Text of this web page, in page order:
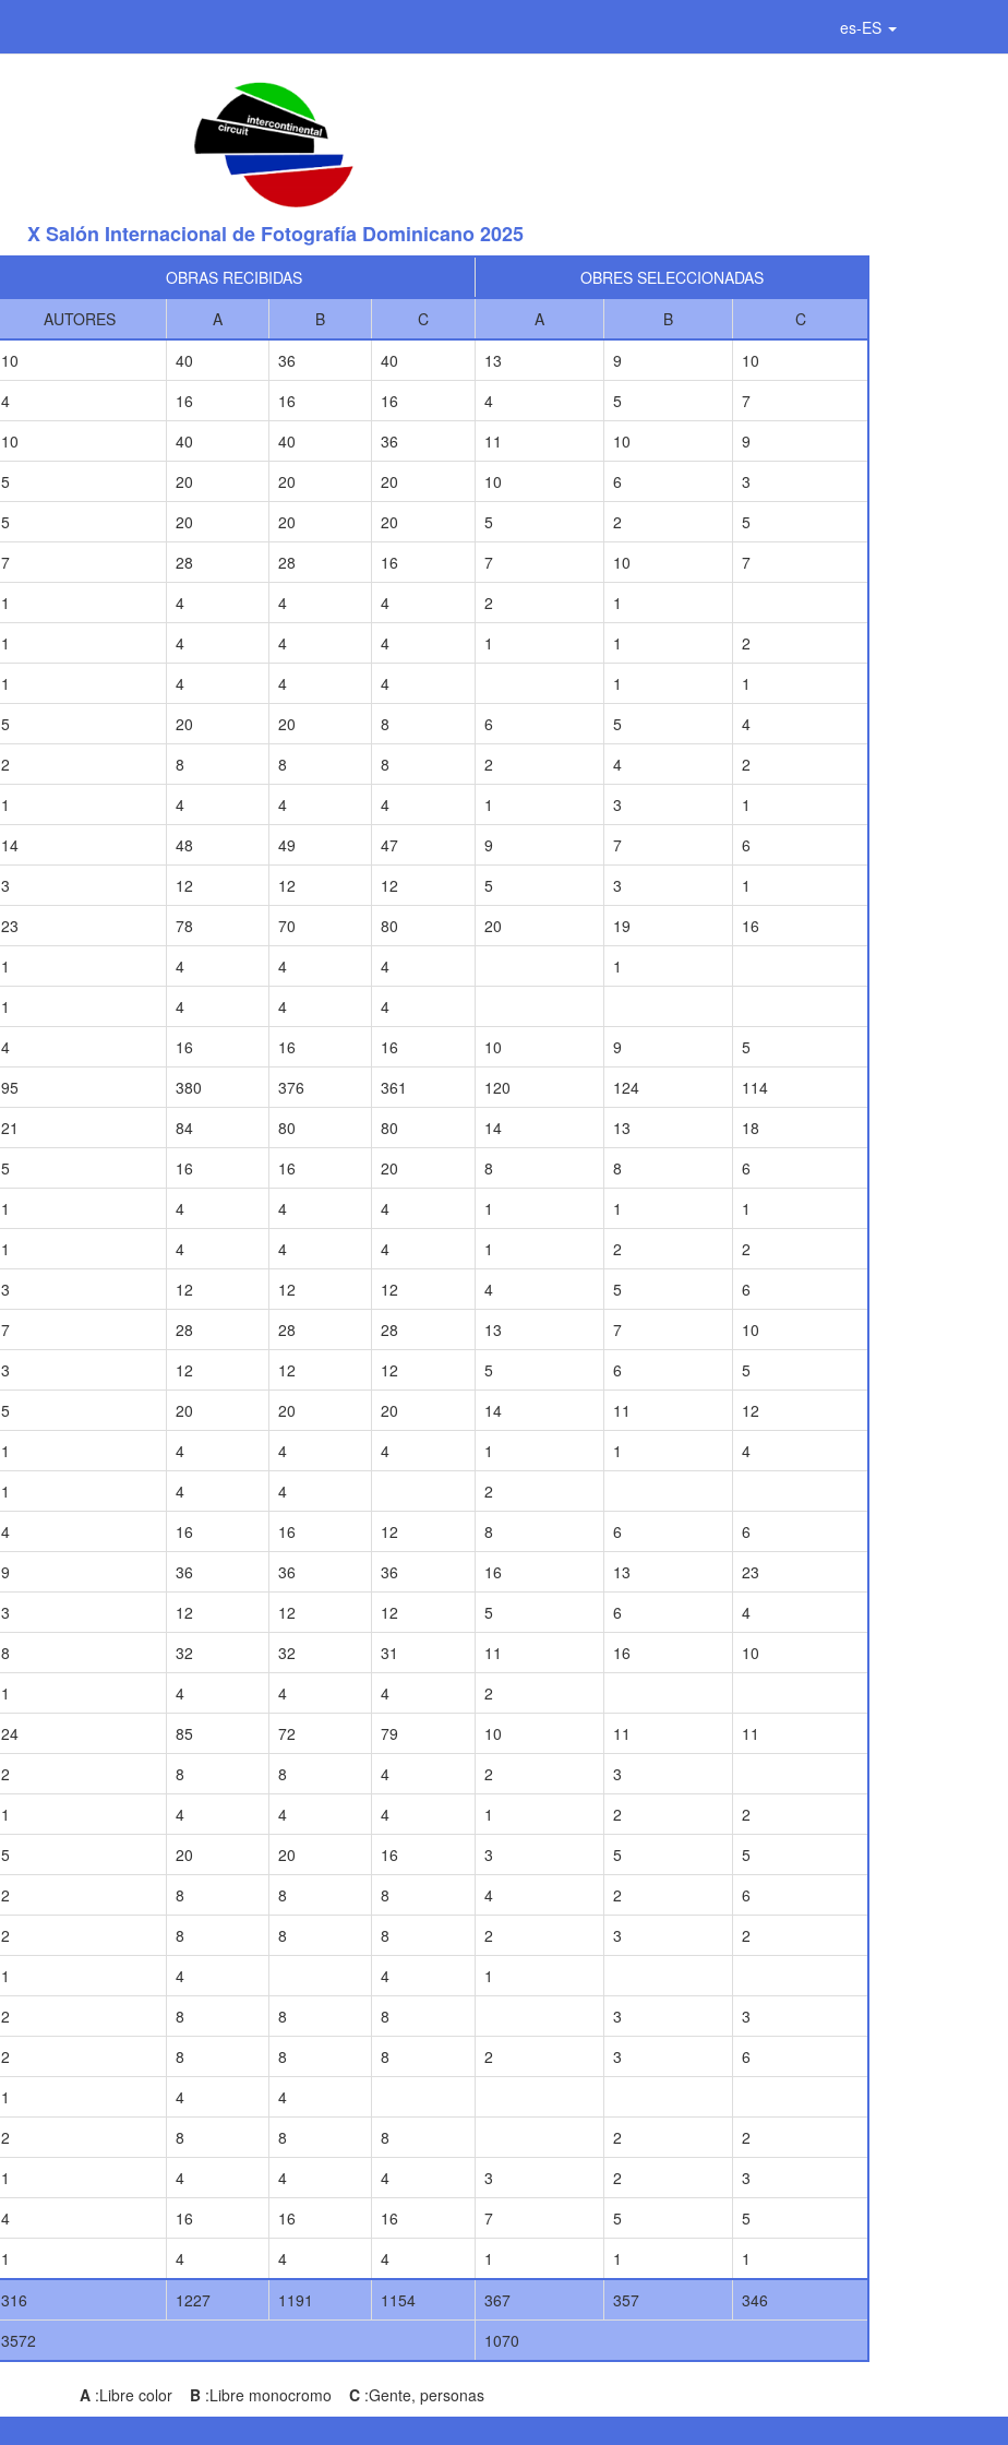
es-ES
X Salón Internacional de Fotografía Dominicano 2025
OBRAS RECIBIDAS
OBRES SELECCIONADAS
AUTORES A B C A B
C
10 40 36 40 13 9
10
4 16 16 16 4 5
7
10 40 40 36 11 10
9
5 20 20 20 10 6
3
5 20 20 20 5 2
5
7 28 28 16 7 10
7
1 4 4 4 2
1
1 4 4 4 1 1
2
1 4 4 4 1
1
5 20 20 8 6 5
4
2 8 8 8 2 4
2
1 4 4 4 1 3
1
14 48 49 47 9 7
6
3 12 12 12 5 3
1
23 78 70 80 20 19
16
1 4 4 4
1
1 4 4
4
4 16 16 16 10 9
5
95 380 376 361 120 124
114
21 84 80 80 14 13
18
5 16 16 20 8 8
6
1 4 4 4 1 1
1
1 4 4 4 1 2
2
3 12 12 12 4 5
6
7 28 28 28 13 7
10
3 12 12 12 5 6
5
5 20 20 20 14 11
12
1 4 4 4 1 1
4
1 4 4
2
4 16 16 12 8 6
6
9 36 36 36 16 13
23
3 12 12 12 5 6
4
8 32 32 31 11 16
10
1 4 4 4
2
24 85 72 79 10 11
11
2 8 8 4 2
3
1 4 4 4 1 2
2
5 20 20 16 3 5
5
2 8 8 8 4 2
6
2 8 8 8 2 3
2
1 4 4
1
2 8 8 8 3
3
2 8 8 8 2 3
6
1 4
4
2 8 8 8 2
2
1 4 4 4 3 2
3
4 16 16 16 7 5
5
1 4 4 4 1 1
1
316 1227 1191 1154 367 357
346
3572 1070
A:Libre color B:Libre monocromo C:Gente, personas